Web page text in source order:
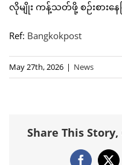
လိုမျိုး ကန့်သတ်ဖို့ စဉ်းစားန
Ref: Bangkokpost
May 27th, 2026 | News
Share This